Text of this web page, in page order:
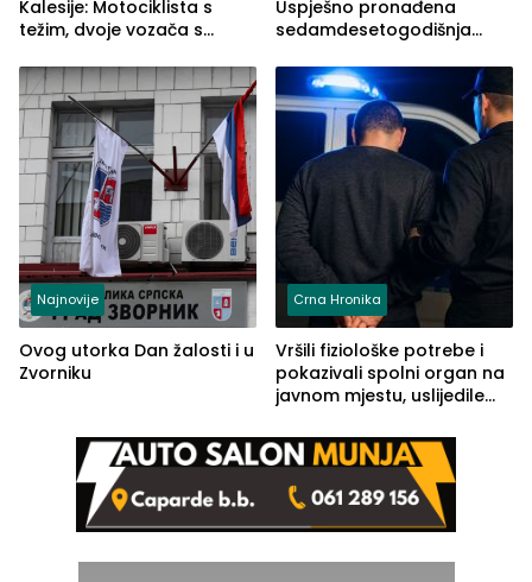
Kalesije: Motociklista s
težim, dvoje vozača s
Uspješno pronađena
sedamdesetogodišnja
Kravice.
Najnovije
Ovog utorka Dan žalosti i u
Zvorniku
Crna Hronika
Vršili fiziološke potrebe i
pokazivali spolni organ na
javnom mjestu, uslijedile